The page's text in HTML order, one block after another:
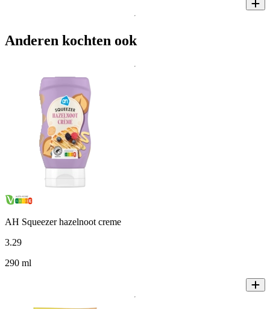
Anderen kochten ook
AH Squeezer hazelnoot creme
3.29
290 ml